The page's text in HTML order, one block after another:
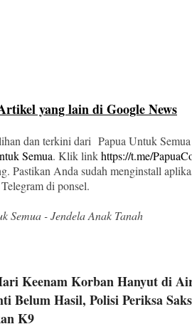
yang lain di Google News
dan terkini dari Papua Untuk
Semua. Klik linkhttps://t.me/
Pastikan Anda sudah menginstall
Telegram di ponsel.
Semua - Jendela Anak Tanah
Keenam Korban Hanyut di
Belum Hasil, Polisi Periksa
K9